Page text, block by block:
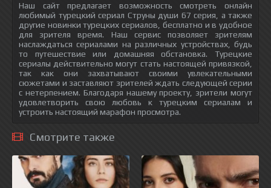
Наш сайт предлагает возможность смотреть онлайн
любимый турецкий сериал Струны души 67 серия, а также
другие новинки турецких сериалов, бесплатно и в удобное
для зрителя время. Наш сервис позволяет зрителям
наслаждаться сериалами на различных устройствах, будь
то путешествие или домашняя обстановка. Турецкие
сериалы действительно могут стать настоящей привязкой,
так как они захватывают своими увлекательными
сюжетами и заставляют зрителей ждать следующей серии
с нетерпением. Благодаря нашему проекту, зрители могут
удовлетворить свою любовь к турецким сериалам и
устроить настоящий марафон просмотра.
Смотрите также